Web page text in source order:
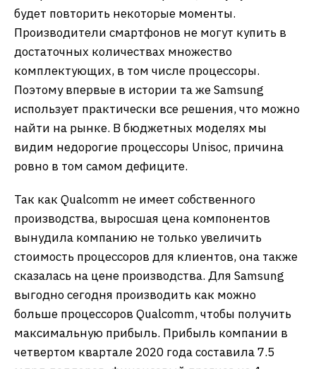
будет повторить некоторые моменты.
Производители смартфонов не могут купить в
достаточных количествах множество
комплектующих, в том числе процессоры.
Поэтому впервые в истории та же Samsung
использует практически все решения, что можно
найти на рынке. В бюджетных моделях мы
видим недорогие процессоры Unisoc, причина
ровно в том самом дефиците.
Так как Qualcomm не имеет собственного
производства, выросшая цена компонентов
вынудила компанию не только увеличить
стоимость процессоров для клиентов, она также
сказалась на цене производства. Для Samsung
выгодно сегодня производить как можно
больше процессоров Qualcomm, чтобы получить
максимальную прибыль. Прибыль компании в
четвертом квартале 2020 года составила 7.5